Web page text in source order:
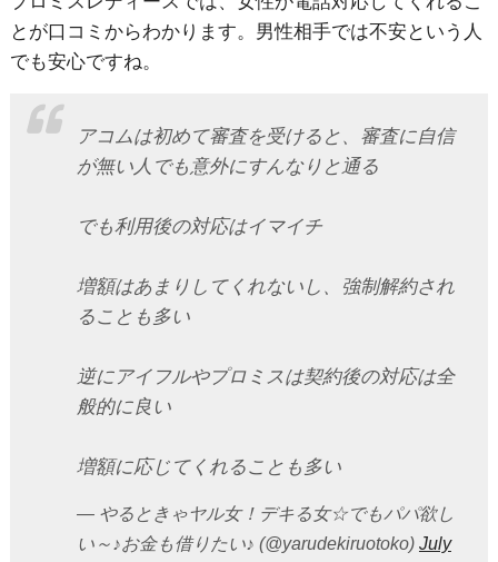
とが口コミからわかります。 男性相手では不安という人
でも安心ですね。
アコムは初めて審査を受けると、審査に自信
が無い人でも意外にすんなりと通る
でも利用後の対応はイマイチ
増額はあまりしてくれないし、強制解約され
ることも多い
逆にアイフルやプロミスは契約後の対応は全
般的に良い
増額に応じてくれることも多い
— やるときゃヤル女！デキる女☆でもパパ欲し
い～♪お金も借りたい♪ (@yarudekiruotoko) July